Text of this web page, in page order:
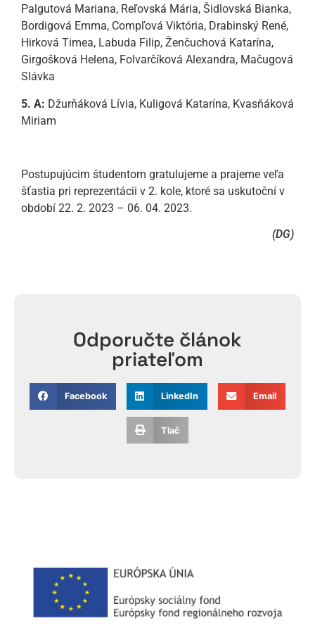
Palgutová Mariana, Reľovská Mária, Šidlovská Bianka,
Bordigová Emma, Compľová Viktória, Drabinský René,
Hirková Timea, Labuda Filip, Ženčuchová Katarína,
Girgošková Helena, Folvarčíková Alexandra, Mačugová
Slávka
5. A: Džurňáková Lívia, Kuligová Katarína, Kvasňáková
Miriam
Postupujúcim študentom gratulujeme a prajeme veľa
šťastia pri reprezentácii v 2. kole, ktoré sa uskutoční v
období 22. 2. 2023 – 06. 04. 2023.
(DG)
Odporučte článok
priateľom
Facebook LinkedIn Email
Tlač